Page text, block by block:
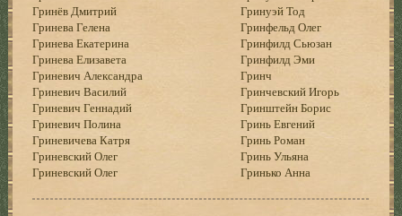
Гринёв Дмитрий
Гринева Гелена
Гринева Екатерина
Гринева Елизавета
Гриневич Александра
Гриневич Василий
Гриневич Геннадий
Гриневич Полина
Гриневичева Катря
Гриневский Олег
Гриневский Олег
Гринуэй Тод
Гринфельд Олег
Гринфилд Сьюзан
Гринфилд Эми
Гринч
Гринчевский Игорь
Гринштейн Борис
Гринь Евгений
Гринь Роман
Гринь Ульяна
Гринько Анна